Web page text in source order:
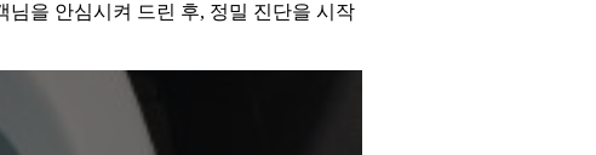
님을 안심시켜 드린 후, 정밀 진단을 시작